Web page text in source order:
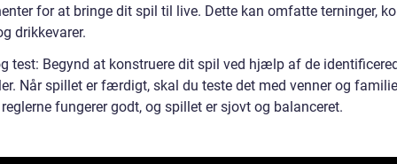
for at bringe dit spil til live. Dette kan omfatte terninger,
drikkevarer.
test: Begynd at konstruere dit spil ved hjælp af de
Når spillet er færdigt, skal du teste det med venner og
fungerer godt, og spillet er sjovt og balanceret.